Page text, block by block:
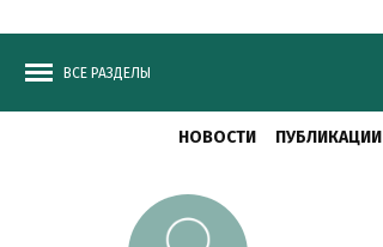
ВСЕ РАЗДЕЛЫ
НОВОСТИ ПУБЛИКАЦИИ